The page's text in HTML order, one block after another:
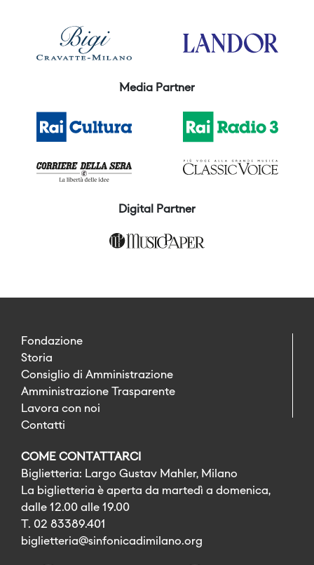
Media Partner
Digital Partner
Fondazione
Storia
Consiglio di Amministrazione
Amministrazione Trasparente
Lavora con noi
Contatti
COME CONTATTARCI
Biglietteria: Largo Gustav Mahler, Milano
La biglietteria è aperta da martedì a domenica,
dalle 12.00 alle 19.00
T. 02 83389.401
biglietteria@sinfonicadimilano.org